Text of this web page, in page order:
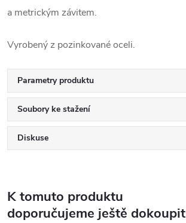
a metrickým závitem.
Vyrobený z pozinkované oceli.
Parametry produktu
Soubory ke stažení
Diskuse
K tomuto produktu
doporučujeme ještě dokoupit